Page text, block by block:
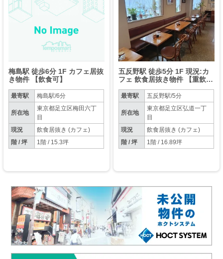
梅島駅 徒歩6分 1F カフェ居抜
き物件 【飲食可】
最寄駅 梅島駅/6分
所在地
東京都足立区梅田六丁
目
現況
飲食居抜き (カフェ)
階 / 坪
1階 / 15.3坪
五反野駅 徒歩5分 1F 現況:カ
フェ 飲食居抜き物件 【重飲食
最寄駅 五反野駅/5分
所在地
東京都足立区弘道一丁
目
現況
飲食居抜き (カフェ)
階 / 坪
1階 / 16.89坪